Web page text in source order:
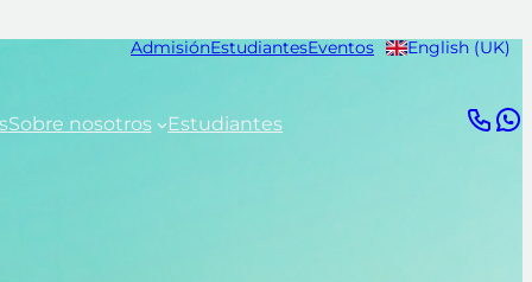
AdmisiónEstudiantesEventos English (UK)
Sobre nosotros Estudiantes